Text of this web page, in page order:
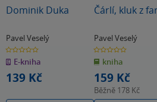
Dominik Duka
Pavel Veselý
0.0
z
5
hvězdiček
E-kniha
139 Kč
Čárlí, kluk z
Pavel Veselý
0.0
z
5
hvězdiček
kniha
159 Kč
Běžně 178 Kč